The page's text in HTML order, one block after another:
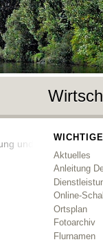
und Finanzplanung
Aktuelles
Anleitung
Online-
Ortsplan
Fotoarchiv
Flurnamen